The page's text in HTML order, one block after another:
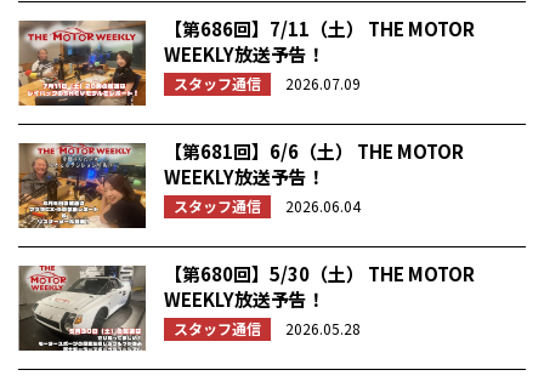
【第686回】7/11（土） THE MOTOR
WEEKLY放送予告！
スタッフ通信 2026.07.09
【第681回】6/6（土） THE MOTOR
WEEKLY放送予告！
スタッフ通信 2026.06.04
【第680回】5/30（土） THE MOTOR
WEEKLY放送予告！
スタッフ通信 2026.05.28